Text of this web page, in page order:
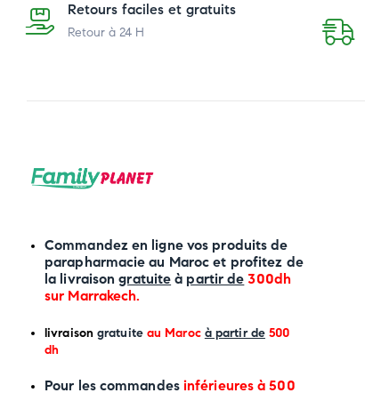
Retours faciles et gratuits
Retour à 24 H
Commandez en ligne vos produits de
parapharmacie au Maroc et profitez de
la livraisongratuite à partir de 300dh
sur Marrakech.
livraison gratuiteau Maroc à partir de500
dh
Pour les commandes inférieures à 500